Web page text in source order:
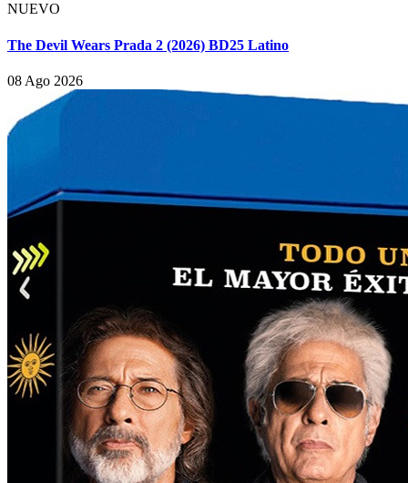
NUEVO
The Devil Wears Prada 2 (2026) BD25 Latino
08 Ago 2026